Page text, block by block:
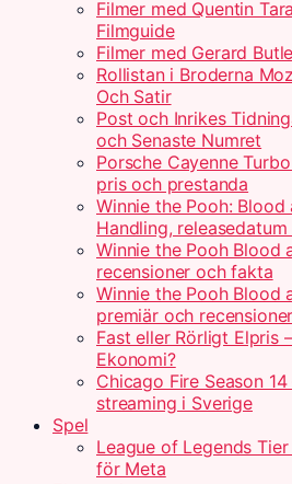
Filmer med Quentin
Filmguide
Filmer med Gerard
Rollistan i Broderna
Och Satir
Post och Inrikes
och Senaste Numret
Porsche Cayenne
pris och prestanda
Winnie the Pooh: Blood
Handling,
Winnie the Pooh Blood
recensioner och fakta
Winnie the Pooh Blood
premiär och recensioner
Fast eller Rörligt Elpris
Ekonomi?
Chicago Fire Season
streaming i Sverige
Spel
League of Legends
för Meta